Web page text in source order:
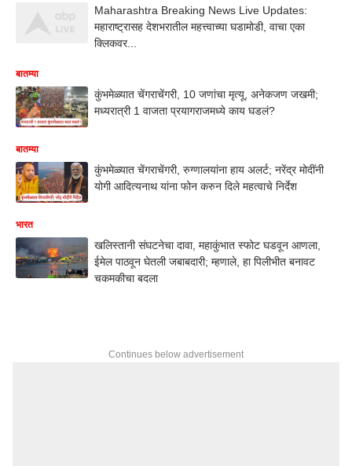
Maharashtra Breaking News Live Updates:
महाराष्ट्रासह देशभरातील महत्त्वाच्या घडामोडी, वाचा एका
क्लिकवर...
बातम्या
कुंभमेळ्यात चेंगराचेंगरी, 10 जणांचा मृत्यू, अनेकजण जखमी;
मध्यरात्री 1 वाजता प्रयागराजमध्ये काय घडलं?
बातम्या
कुंभमेळ्यात चेंगराचेंगरी, रुग्णालयांना हाय अलर्ट; नरेंद्र मोदींनी
योगी आदित्यनाथ यांना फोन करुन दिले महत्वाचे निर्देश
भारत
खलिस्तानी संघटनेचा दावा, महाकुंभात स्फोट घडवून आणला,
ईमेल पाठवून घेतली जबाबदारी; म्हणाले, हा पिलीभीत बनावट
चकमकीचा बदला
Continues below advertisement